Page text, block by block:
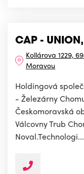
CAP -
Kollárova 1229,
Moravou
Holdingová
- Železárny
Českomoravská
Válcovny Trub
Noval.Technologi...